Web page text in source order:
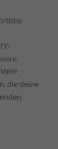
Welt
die deine